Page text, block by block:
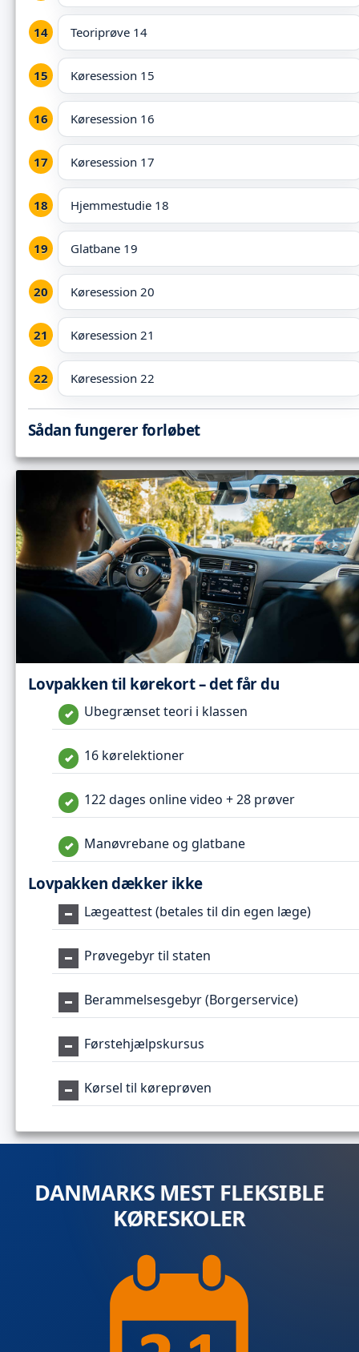
Teoriprøve 14
Køresession 15
Køresession 16
Køresession 17
Hjemmestudie 18
Glatbane 19
Køresession 20
Køresession 21
Køresession 22
Sådan fungerer forløbet
Lovpakken til kørekort – det får du
Ubegrænset teori i klassen
16 kørelektioner
122 dages online video + 28 prøver
Manøvrebane og glatbane
Lovpakken dækker ikke
Lægeattest (betales til din egen læge)
Prøvegebyr til staten
Berammelsesgebyr (Borgerservice)
Førstehjælpskursus
Kørsel til køreprøven
DANMARKS MEST FLEKSIBLE
KØRESKOLER